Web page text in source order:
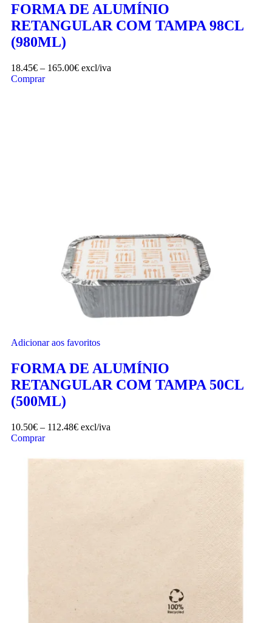
FORMA DE ALUMÍNIO
RETANGULAR COM TAMPA 98CL
(980ML)
18.45€ – 165.00€ excl/iva
Comprar
Adicionar aos favoritos
FORMA DE ALUMÍNIO
RETANGULAR COM TAMPA 50CL
(500ML)
10.50€ – 112.48€ excl/iva
Comprar